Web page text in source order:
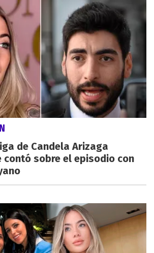
de Candela Arizaga
contó sobre el episodio con